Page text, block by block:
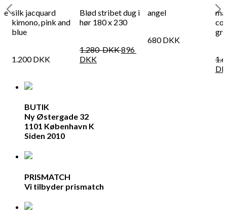
silk jacquard
kimono, pink and
blue
1.200DKK
Blød stribet dug i
hør 180 x 230
1.280DKK896
DKK
angel
680DKK
BUTIK
Ny Østergade 32
1101 København K
Siden 2010
PRISMATCH
Vi tilbyder prismatch